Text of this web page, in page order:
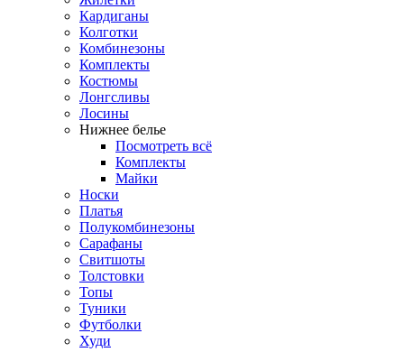
Кардиганы
Колготки
Комбинезоны
Комплекты
Костюмы
Лонгсливы
Лосины
Нижнее белье
Посмотреть всё
Комплекты
Майки
Носки
Платья
Полукомбинезоны
Сарафаны
Свитшоты
Толстовки
Топы
Туники
Футболки
Худи